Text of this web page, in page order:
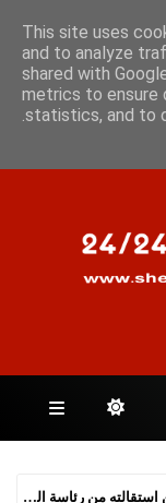
ستارمر يعلن استقالته من رئاسة الحكومة البريطانية
This site uses
and to analyze
shared with
metrics to ensure
statistics, and to